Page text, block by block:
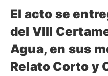
El acto se
del VIII
Agua, en sus
Relato Corto y